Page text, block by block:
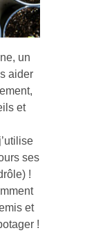
un
aider
et
ses
!
et
!